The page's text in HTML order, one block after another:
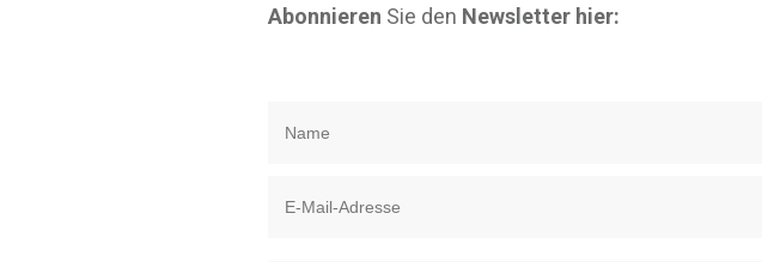
Abonnieren Sie den Newsletter hier: